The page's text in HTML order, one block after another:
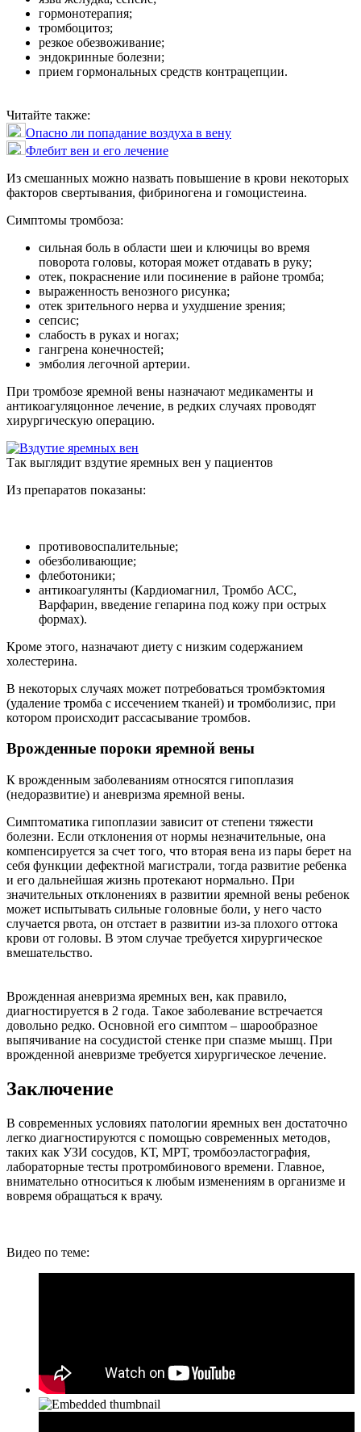
гормонотерапия;
тромбоцитоз;
резкое обезвоживание;
эндокринные болезни;
прием гормональных средств контрацепции.
Читайте также:
Опасно ли попадание воздуха в вену
Флебит вен и его лечение
Из смешанных можно назвать повышение в крови некоторых
факторов свертывания, фибриногена и гомоцистеина.
Симптомы тромбоза:
сильная боль в области шеи и ключицы во время
поворота головы, которая может отдавать в руку;
отек, покраснение или посинение в районе тромба;
выраженность венозного рисунка;
отек зрительного нерва и ухудшение зрения;
сепсис;
слабость в руках и ногах;
гангрена конечностей;
эмболия легочной артерии.
При тромбозе яремной вены назначают медикаменты и
антикоагуляцонное лечение, в редких случаях проводят
хирургическую операцию.
Так выглядит вздутие яремных вен у пациентов
Из препаратов показаны:
противовоспалительные;
обезболивающие;
флеботоники;
антикоагулянты (Кардиомагнил, Тромбо АСС,
Варфарин, введение гепарина под кожу при острых
формах).
Кроме этого, назначают диету с низким содержанием
холестерина.
В некоторых случаях может потребоваться тромбэктомия
(удаление тромба с иссечением тканей) и тромболизис, при
котором происходит рассасывание тромбов.
Врожденные пороки яремной вены
К врожденным заболеваниям относятся гипоплазия
(недоразвитие) и аневризма яремной вены.
Симптоматика гипоплазии зависит от степени тяжести
болезни. Если отклонения от нормы незначительные, она
компенсируется за счет того, что вторая вена из пары берет на
себя функции дефектной магистрали, тогда развитие ребенка
и его дальнейшая жизнь протекают нормально. При
значительных отклонениях в развитии яремной вены ребенок
может испытывать сильные головные боли, у него часто
случается рвота, он отстает в развитии из-за плохого оттока
крови от головы. В этом случае требуется хирургическое
вмешательство.
Врожденная аневризма яремных вен, как правило,
диагностируется в 2 года. Такое заболевание встречается
довольно редко. Основной его симптом – шарообразное
выпячивание на сосудистой стенке при спазме мышц. При
врожденной аневризме требуется хирургическое лечение.
Заключение
В современных условиях патологии яремных вен достаточно
легко диагностируются с помощью современных методов,
таких как УЗИ сосудов, КТ, МРТ, тромбоэластография,
лабораторные тесты протромбинового времени. Главное,
внимательно относиться к любым изменениям в организме и
вовремя обращаться к врачу.
Видео по теме: